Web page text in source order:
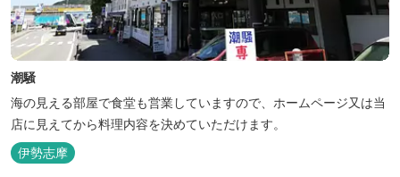
潮騒
海の見える部屋で食堂も営業していますので、ホームページ又は当
店に見えてから料理内容を決めていただけます。
伊勢志摩